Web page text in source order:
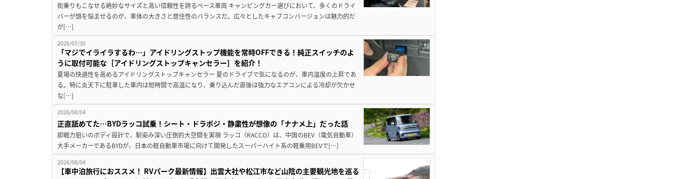
街乗りもこなせる絶妙なサイズと高い信頼性を誇るベース車両 キャンピングカー選びにおいて、多くのドライ
バーが頭を悩ませるのが、車体の大きさと居住性のバランスだ。広々としたキャブコンバージョンは魅力的だ
が[…]
2026/07/30
「マジでイライラするわ…」アイドリングストップ機能を常時OFFできる！純正スイッチのよ
うに取付可能な［アイドリングストップキャンセラー］を紹介！
夏場の快適性を高めるアイドリングストップキャンセラー 夏のドライブで気になるのが、車内温度の上昇であ
る。特に炎天下に駐車した車内は短時間で高温になり、乗り込んだ直後は強力なエアコンによる冷却が欠かせ
な[…]
2026/08/04
正直舐めてた…BYDラッコ試乗！シート・ドラポジ・静粛性が想像の「ナナメ上」だった話
即戦力狙いのボディ設計で、馴染み深い圧倒的大空間を実現 ラッコ（RACCO）は、中国のBEV（電気自動車）
大手メーカーであるBYDが、日本の軽自動車市場に向けて開発したスーパーハイト系の軽乗用BEVで[…]
2026/08/04
【車中泊旅行におススメ！ RVパーク最新情報】出雲大社や松江市など山陰の主要観光地を巡る